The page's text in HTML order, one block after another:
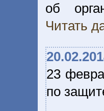
об
Читать
23
по